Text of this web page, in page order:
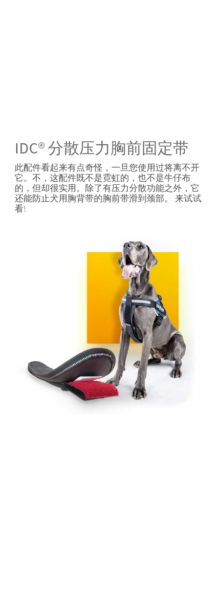
IDC® 分散压力胸前固定带
此配件看起来有点奇怪，一旦您使用过将离不开
它。不，这配件既不是霓虹的，也不是牛仔布
的，但却很实用。除了有压力分散功能之外，它
还能防止犬用胸背带的胸前带滑到颈部。 来试试
看!